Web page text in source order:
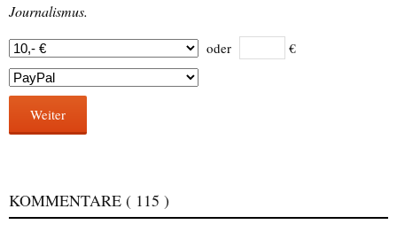
Journalismus.
oder €
Weiter
KOMMENTARE ( 115 )